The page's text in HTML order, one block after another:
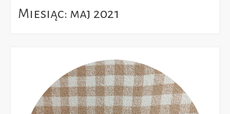
Miesiąc: maj 2021